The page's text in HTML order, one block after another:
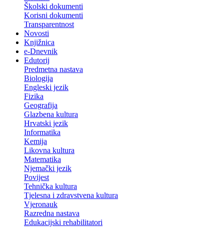
Školski dokumenti
Korisni dokumenti
Transparentnost
Novosti
Knjižnica
e-Dnevnik
Edutorij
Predmetna nastava
Biologija
Engleski jezik
Fizika
Geografija
Glazbena kultura
Hrvatski jezik
Informatika
Kemija
Likovna kultura
Matematika
Njemački jezik
Povijest
Tehnička kultura
Tjelesna i zdravstvena kultura
Vjeronauk
Razredna nastava
Edukacijski rehabilitatori